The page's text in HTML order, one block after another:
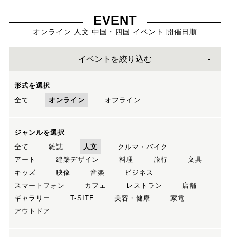
EVENT
オンライン 人文 中国・四国 イベント 開催日順
イベントを絞り込む
形式を選択
全て
オンライン オフライン
ジャンルを選択
全て
雑誌 人文
クルマ・バイク
アート
建築デザイン 料理 旅行
文具
キッズ
映像 音楽
ビジネス
スマートフォン
カフェ レストラン
店舗
ギャラリー
T-SITE 美容・健康
家電
アウトドア